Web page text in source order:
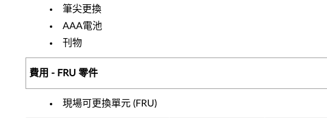
筆尖更換
AAA電池
刊物
費用 - FRU 零件
現場可更換單元 (FRU)